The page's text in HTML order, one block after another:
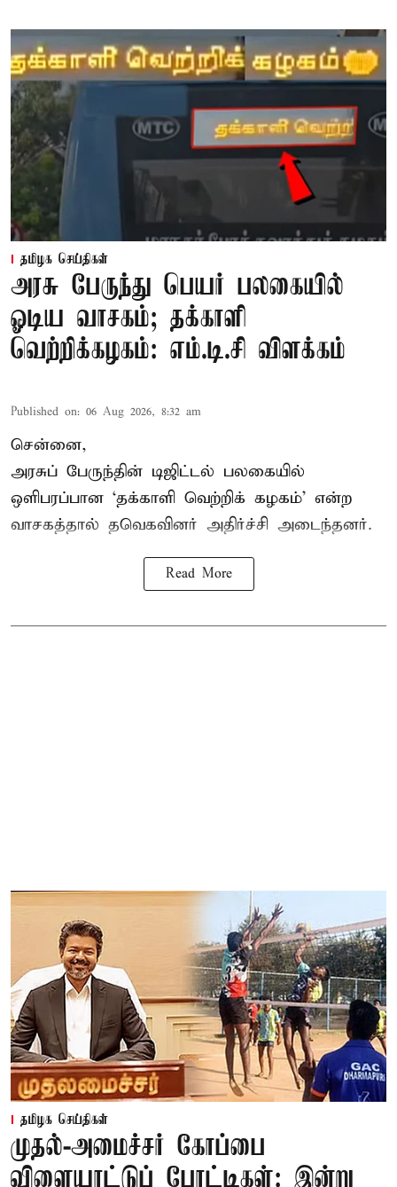
தமிழக செய்திகள்
அரசு பேருந்து பெயர் பலகையில்
ஓடிய வாசகம்; தக்காளி
வெற்றிக்கழகம்: எம்.டி.சி விளக்கம்
Published on: 06 Aug 2026, 8:32 am
சென்னை,
அரசுப் பேருந்தின் டிஜிட்டல் பலகையில்
ஒளிபரப்பான ‘தக்காளி வெற்றிக் கழகம்’ என்ற
வாசகத்தால் தவெகவினர் அதிர்ச்சி அடைந்தனர்.
Read More
தமிழக செய்திகள்
முதல்-அமைச்சர் கோப்பை
விளையாட்டுப் போட்டிகள்: இன்று